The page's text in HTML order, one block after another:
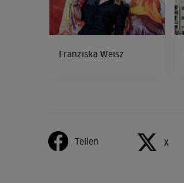
Franziska Weisz
Teilen X